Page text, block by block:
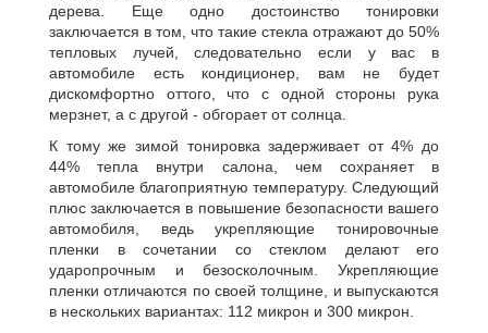
дерева. Еще одно достоинство тонировки
заключается в том, что такие стекла отражают до 50%
тепловых лучей, следовательно если у вас в
автомобиле есть кондиционер, вам не будет
дискомфортно оттого, что с одной стороны рука
мерзнет, а с другой - обгорает от солнца.
К тому же зимой тонировка задерживает от 4% до
44% тепла внутри салона, чем сохраняет в
автомобиле благоприятную температуру. Следующий
плюс заключается в повышение безопасности вашего
автомобиля, ведь укрепляющие тонировочные
пленки в сочетании со стеклом делают его
ударопрочным и безосколочным. Укрепляющие
пленки отличаются по своей толщине, и выпускаются
в нескольких вариантах: 112 микрон и 300 микрон.